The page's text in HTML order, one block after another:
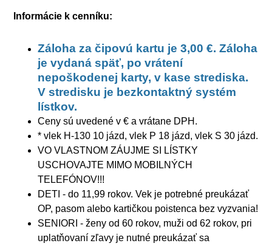
Informácie k cenníku:
Záloha za čipovú kartu je 3,00 €. Záloha
je vydaná späť, po vrátení
nepoškodenej karty, v kase strediska.
V stredisku je bezkontaktný systém
lístkov.
Ceny sú uvedené v € a vrátane DPH.
* vlek H-130 10 jázd, vlek P 18 jázd, vlek S 30 jázd.
VO VLASTNOM ZÁUJME SI LÍSTKY
USCHOVAJTE MIMO MOBILNÝCH
TELEFÓNOV!!!
DETI - do 11,99 rokov. Vek je potrebné preukázať
OP, pasom alebo kartičkou poistenca bez vyzvania!
SENIORI - ženy od 60 rokov, muži od 62 rokov, pri
uplatňovaní zľavy je nutné preukázať sa